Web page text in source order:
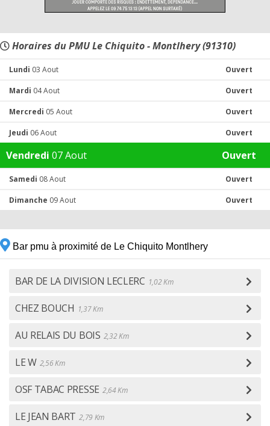
Horaires du PMU Le Chiquito - Montlhery (91310)
Lundi 03 Aout Ouvert
Mardi 04 Aout Ouvert
Mercredi 05 Aout Ouvert
Jeudi 06 Aout Ouvert
Vendredi 07 Aout Ouvert
Samedi 08 Aout Ouvert
Dimanche 09 Aout Ouvert
Bar pmu à proximité de Le Chiquito Montlhery
BAR DE LA DIVISION LECLERC 1,02 Km
CHEZ BOUCH 1,37 Km
AU RELAIS DU BOIS 2,32 Km
LE W 2,56 Km
OSF TABAC PRESSE 2,64 Km
LE JEAN BART 2,79 Km